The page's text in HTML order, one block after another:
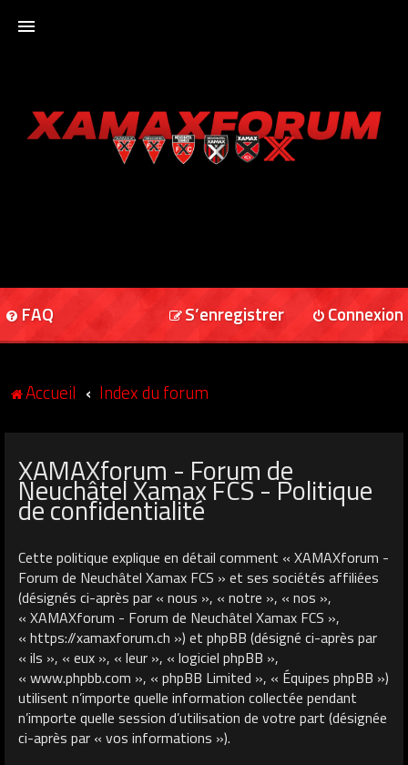
XAMAXFORUM
FAQ Connexion
S’enregistrer
Accueil Index du forum
XAMAXforum - Forum de
Neuchâtel Xamax FCS - Politique
de confidentialité
Cette politique explique en détail comment « XAMAXforum -
Forum de Neuchâtel Xamax FCS » et ses sociétés affiliées
(désignés ci-après par « nous », « notre », « nos »,
« XAMAXforum - Forum de Neuchâtel Xamax FCS »,
« https://xamaxforum.ch ») et phpBB (désigné ci-après par
« ils », « eux », « leur », « logiciel phpBB »,
« www.phpbb.com », « phpBB Limited », « Équipes phpBB »)
utilisent n’importe quelle information collectée pendant
n’importe quelle session d’utilisation de votre part (désignée
ci-après par « vos informations »).